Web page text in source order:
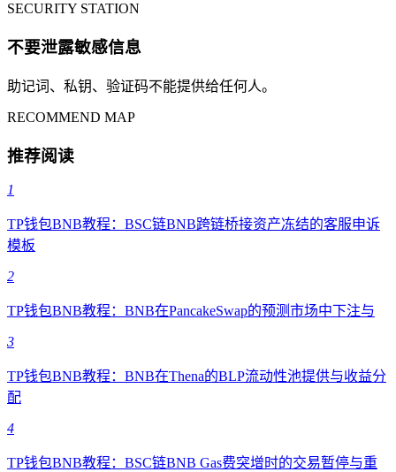
SECURITY STATION
不要泄露敏感信息
助记词、私钥、验证码不能提供给任何人。
RECOMMEND MAP
推荐阅读
1
TP钱包BNB教程：BSC链BNB跨链桥接资产冻结的客服申诉
模板
2
TP钱包BNB教程：BNB在PancakeSwap的预测市场中下注与
3
TP钱包BNB教程：BNB在Thena的BLP流动性池提供与收益分
配
4
TP钱包BNB教程：BSC链BNB Gas费突增时的交易暂停与重